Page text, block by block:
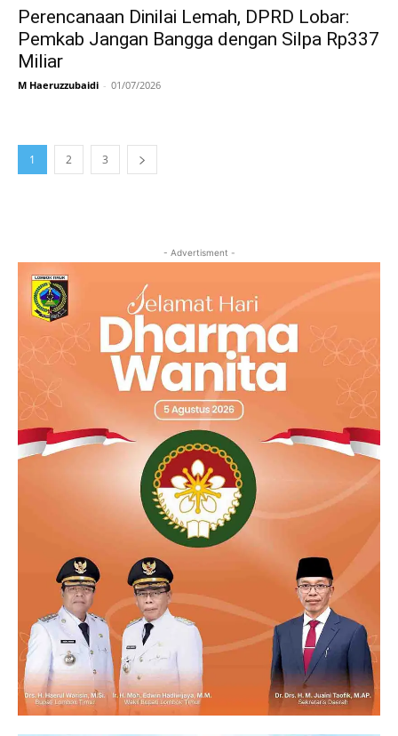
Perencanaan Dinilai Lemah, DPRD Lobar:
Pemkab Jangan Bangga dengan Silpa Rp337
Miliar
M Haeruzzubaidi - 01/07/2026
1 2 3
- Advertisment -